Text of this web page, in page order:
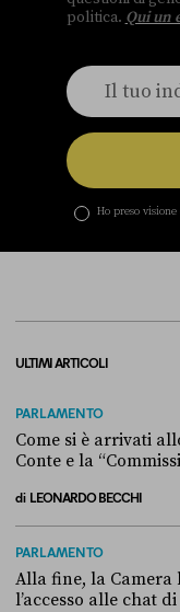
politica. Qui un
Ho preso visione
ULTIMI ARTICOLI
PARLAMENTO
Come si è arrivati
Conte e la
di LEONARDO BECCHI
PARLAMENTO
Alla fine, la Camera
l’accesso alle chat